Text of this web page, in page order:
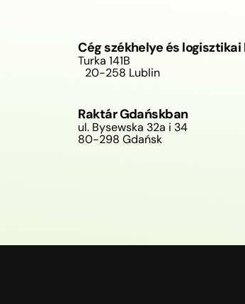
Cég székhelye és logisztikai
Turka 141B
20-258 Lublin
Raktár Gdańskban
ul. Bysewska 32a i 34
80-298 Gdańsk